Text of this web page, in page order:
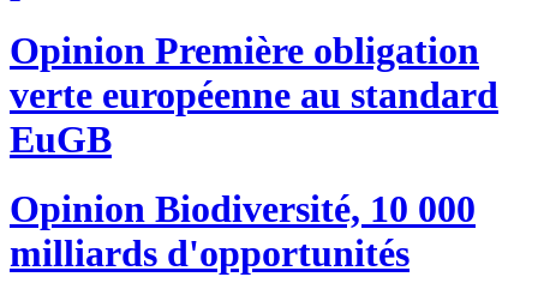
Opinion Première obligation
verte européenne au standard
EuGB
Opinion Biodiversité, 10 000
milliards d'opportunités